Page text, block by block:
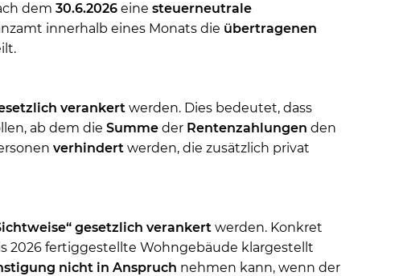
dem 30.6.2026 eine steuerneutrale
innerhalb eines Monats die übertragenen
verankert werden. Dies bedeutet, dass
ab dem die Summe der Rentenzahlungen den
verhindert werden, die zusätzlich privat
gesetzlich verankert werden. Konkret
2026 fertiggestellte Wohngebäude klargestellt
nicht in Anspruch nehmen kann, wenn der